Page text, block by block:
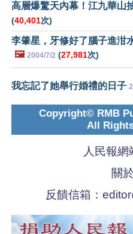
高層爆驚天內幕！江九華山
(40,401次)
李肇星，牙修好了腦子進泔
🖼️ 2004/7/2 (27,981次)
我忘記了她舉行婚禮的日子
Copyright© RMB
All
人民報網
關
反饋信箱：